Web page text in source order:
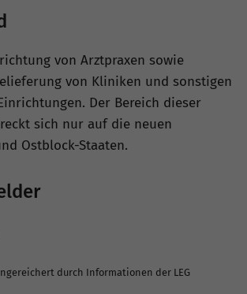
von Arztpraxen sowie
von Kliniken und sonstigen
Der Bereich dieser
sich nur auf die neuen
Ostblock-Staaten.
durch Informationen der LEG